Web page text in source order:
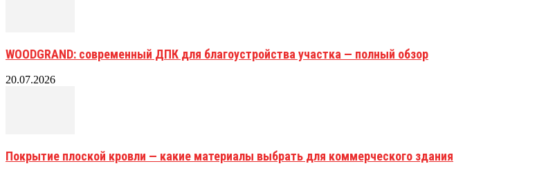
WOODGRAND: современный ДПК для благоустройства участка — полный обзор
20.07.2026
Покрытие плоской кровли — какие материалы выбрать для коммерческого здания